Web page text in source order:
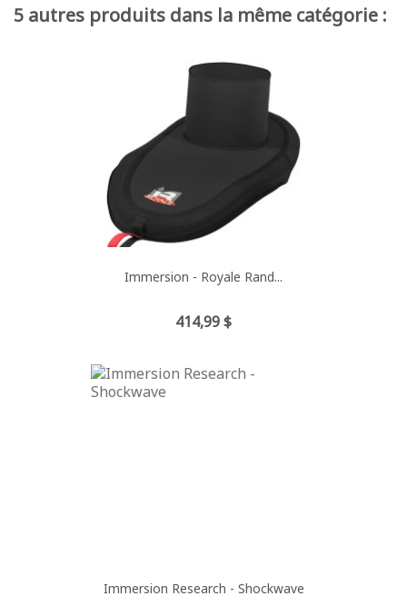
5 autres produits dans la même catégorie :
Immersion - Royale Rand...
Prix
414,99 $
Immersion Research - Shockwave